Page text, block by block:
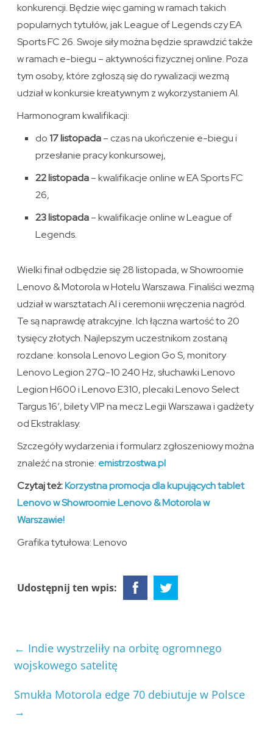
konkurencji. Będzie więc gaming w ramach takich
popularnych tytułów, jak League of Legends czy EA
Sports FC 26. Swoje siły można będzie sprawdzić także
w ramach e-biegu – aktywności fizycznej online. Poza
tym osoby, które zgłoszą się do rywalizacji wezmą
udział w konkursie kreatywnym z wykorzystaniem AI.
Harmonogram kwalifikacji:
do17 listopada– czas na ukończenie e-biegu i
przesłanie pracy konkursowej,
22 listopada– kwalifikacje online w EA Sports FC
26,
23 listopada– kwalifikacje online w League of
Legends.
Wielki finał odbędzie się 28 listopada, w Showroomie
Lenovo & Motorola w Hotelu Warszawa. Finaliści wezmą
udział w warsztatach AI i ceremonii wręczenia nagród.
Te są naprawdę atrakcyjne. Ich łączna wartość to 20
tysięcy złotych. Najlepszym uczestnikom zostaną
rozdane: konsola Lenovo Legion Go S, monitory
Lenovo Legion 27Q-10 240 Hz, słuchawki Lenovo
Legion H600 i Lenovo E310, plecaki Lenovo Select
Targus 16′, bilety VIP na mecz Legii Warszawa i gadżety
od Ekstraklasy.
Szczegóły wydarzenia i formularz zgłoszeniowy można
znaleźć na stronie: emistrzostwa.pl
Czytaj też:Korzystna promocja dla kupujących tablet
Lenovo w Showroomie Lenovo & Motorola w
Warszawie!
Grafika tytułowa: Lenovo
Udostępnij ten wpis:
← Indie wystrzeliły na orbitę ogromnego
wojskowego satelitę
Smukła Motorola edge 70 debiutuje w Polsce
→